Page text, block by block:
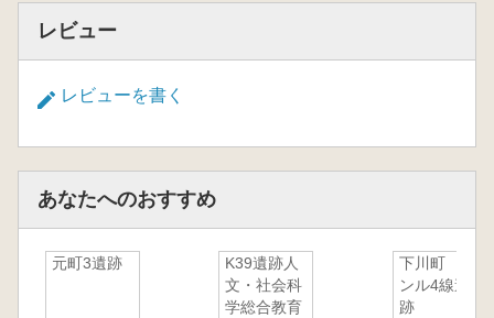
レビュー
レビューを書く
あなたへのおすすめ
元町3遺跡
K39遺跡人
文・社会科
学総合教育
下川町 サ
ンル4線遺
跡